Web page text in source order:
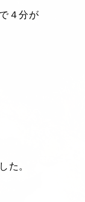
４分が
た。